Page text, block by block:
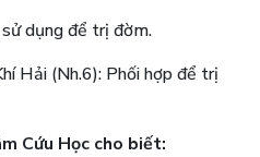
dụng để trị đờm.
Hải (Nh.6): Phối hợp để trị
Cứu Học cho biết: